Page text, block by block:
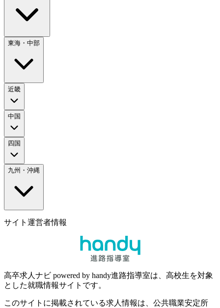
東海・中部
近畿
中国
四国
九州・沖縄
サイト運営者情報
高卒求人ナビ powered by handy進路指導室は、高校生を対象
とした就職情報サイトです。
このサイトに掲載されている求人情報は、公共職業安定所